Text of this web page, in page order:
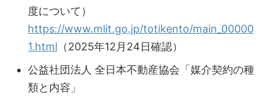
度について）
https://www.mlit.go.jp/totikento/main_00000
1.html （2025年12月24日確認）
公益社団法人 全日本不動産協会「媒介契約の種
類と内容」